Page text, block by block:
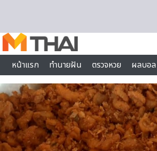
หน้าแรก
ทำนายฝัน ตรวจหวย ผลบอล
ไลฟ์สไตล์